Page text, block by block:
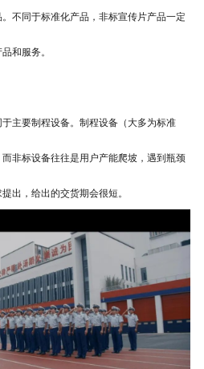
不同于标准化产品， 非标宣传片产品一定
和服务。
主要制程设备。制程设备（大多为标准
非标设备往往是用户产能爬坡，遇到瓶颈
出，给出的交货期会很短。